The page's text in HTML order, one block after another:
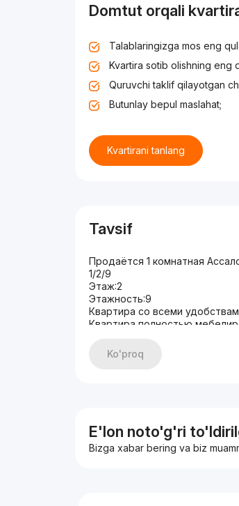
Domtut orqali
Talablaringizga mos eng
Kvartira sotib olishning eng
Quruvchi taklif qilayotgan
Butunlay bepul maslahat;
Kvartirani tanlang
Tavsif
Продаётся 1 комнатная
1/2/9
Этаж:2
Этажность:9
Квартира со всеми
Квартира полностью
Состояние квартиры:
Цена: 62.500 у.е
Ko'proq
E'lon noto'g'ri
Bizga xabar bering va biz